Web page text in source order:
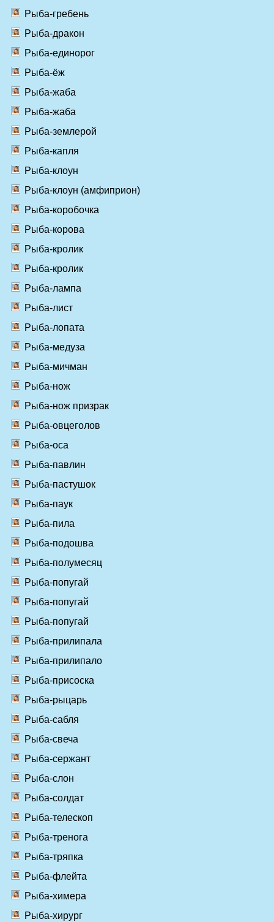
Рыба-гребень
Рыба-дракон
Рыба-единорог
Рыба-ёж
Рыба-жаба
Рыба-жаба
Рыба-землерой
Рыба-капля
Рыба-клоун
Рыба-клоун (амфиприон)
Рыба-коробочка
Рыба-корова
Рыба-кролик
Рыба-кролик
Рыба-лампа
Рыба-лист
Рыба-лопата
Рыба-медуза
Рыба-мичман
Рыба-нож
Рыба-нож призрак
Рыба-овцеголов
Рыба-оса
Рыба-павлин
Рыба-пастушок
Рыба-паук
Рыба-пила
Рыба-подошва
Рыба-полумесяц
Рыба-попугай
Рыба-попугай
Рыба-попугай
Рыба-прилипала
Рыба-прилипало
Рыба-присоска
Рыба-рыцарь
Рыба-сабля
Рыба-свеча
Рыба-сержант
Рыба-слон
Рыба-солдат
Рыба-телескоп
Рыба-тренога
Рыба-тряпка
Рыба-флейта
Рыба-химера
Рыба-хирург